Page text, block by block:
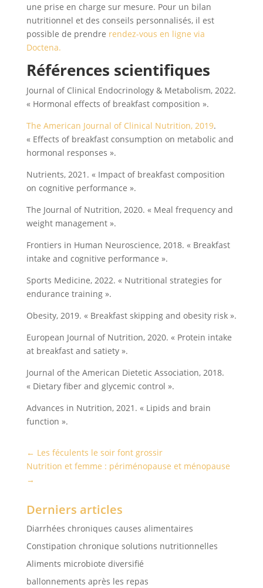
une prise en charge sur mesure. Pour un bilan
nutritionnel et des conseils personnalisés, il est
possible de prendre rendez-vous en ligne via
Doctena.
Références scientifiques
Journal of Clinical Endocrinology & Metabolism, 2022.
« Hormonal effects of breakfast composition ».
The American Journal of Clinical Nutrition, 2019.
« Effects of breakfast consumption on metabolic and
hormonal responses ».
Nutrients, 2021. « Impact of breakfast composition
on cognitive performance ».
The Journal of Nutrition, 2020. « Meal frequency and
weight management ».
Frontiers in Human Neuroscience, 2018. « Breakfast
intake and cognitive performance ».
Sports Medicine, 2022. « Nutritional strategies for
endurance training ».
Obesity, 2019. « Breakfast skipping and obesity risk ».
European Journal of Nutrition, 2020. « Protein intake
at breakfast and satiety ».
Journal of the American Dietetic Association, 2018.
« Dietary fiber and glycemic control ».
Advances in Nutrition, 2021. « Lipids and brain
function ».
← Les féculents le soir font grossir
Nutrition et femme : périménopause et ménopause
→
Derniers articles
Diarrhées chroniques causes alimentaires
Constipation chronique solutions nutritionnelles
Aliments microbiote diversifié
ballonnements après les repas